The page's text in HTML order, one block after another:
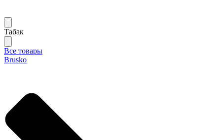
Табак
Все товары
Brusko